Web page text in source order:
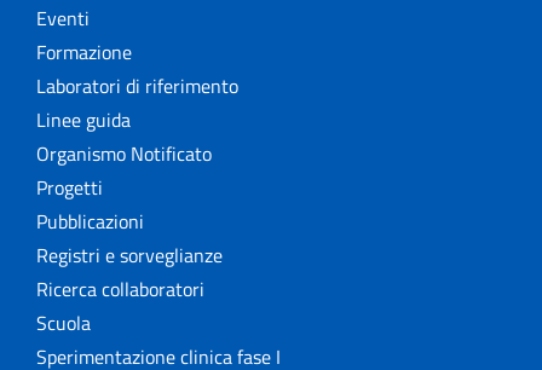
Eventi
Formazione
Laboratori di riferimento
Linee guida
Organismo Notificato
Progetti
Pubblicazioni
Registri e sorveglianze
Ricerca collaboratori
Scuola
Sperimentazione clinica fase I